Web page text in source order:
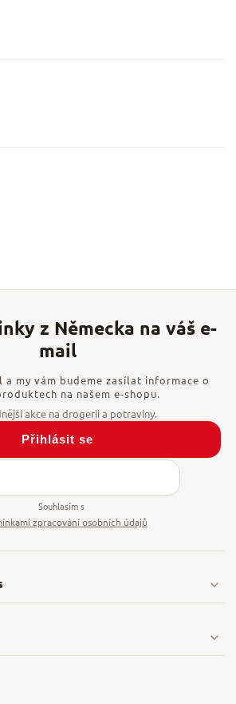
my vám budeme zasílat informace o
na našem e-shopu.
Souhlasím s
zpracování osobních údajů
Přihlásit se